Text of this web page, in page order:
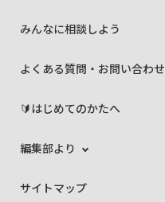
みんなに相談しよう
よくある質問・お問い合わせ
🔰はじめてのかたへ
編集部より
サイトマップ